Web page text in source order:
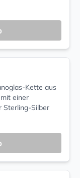
Kette aus
einer
Sterling-Silber